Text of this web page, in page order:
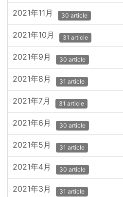
2021年11月 30 article
2021年10月 31 article
2021年9月 30 article
2021年8月 31 article
2021年7月 31 article
2021年6月 30 article
2021年5月 31 article
2021年4月 30 article
2021年3月 31 article